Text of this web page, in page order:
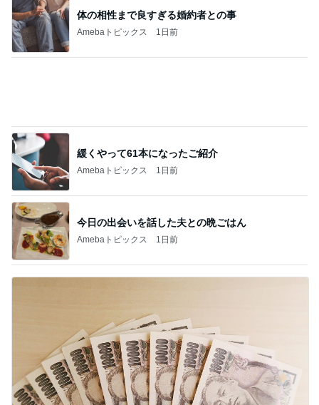
体の相性まで良すぎる婚約者との事
Amebaトピックス 1日前
緩くやって61本になったご紹介
Amebaトピックス 1日前
今日の出会いを話した夫との晩ごはん
Amebaトピックス 1日前